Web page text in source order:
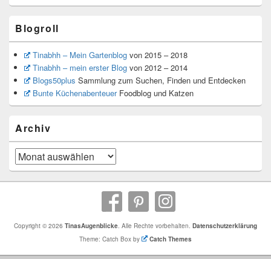
Blogroll
Tinabhh – Mein Gartenblogvon 2015 – 2018
Tinabhh – mein erster Blogvon 2012 – 2014
Blogs50plus Sammlung zum Suchen, Finden und Entdecken
Bunte KüchenabenteuerFoodblog und Katzen
Archiv
Archiv
Copyright © 2026 TinasAugenblicke. Alle Rechte vorbehalten. Datenschutzerklärung
Theme: Catch Box by
Catch Themes